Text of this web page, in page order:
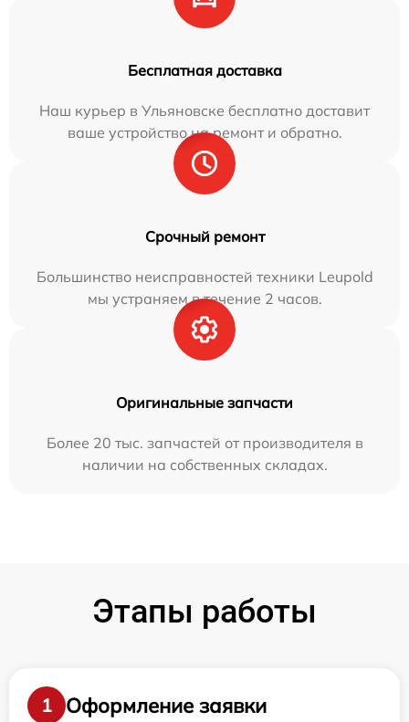
Бесплатная доставка
Наш курьер в Ульяновске бесплатно доставит
ваше устройство на ремонт и обратно.
Срочный ремонт
Большинство неисправностей техники Leupold
мы устраняем в течение 2 часов.
Оригинальные запчасти
Более 20 тыс. запчастей от производителя в
наличии на собственных складах.
Этапы работы
1
Оформление заявки